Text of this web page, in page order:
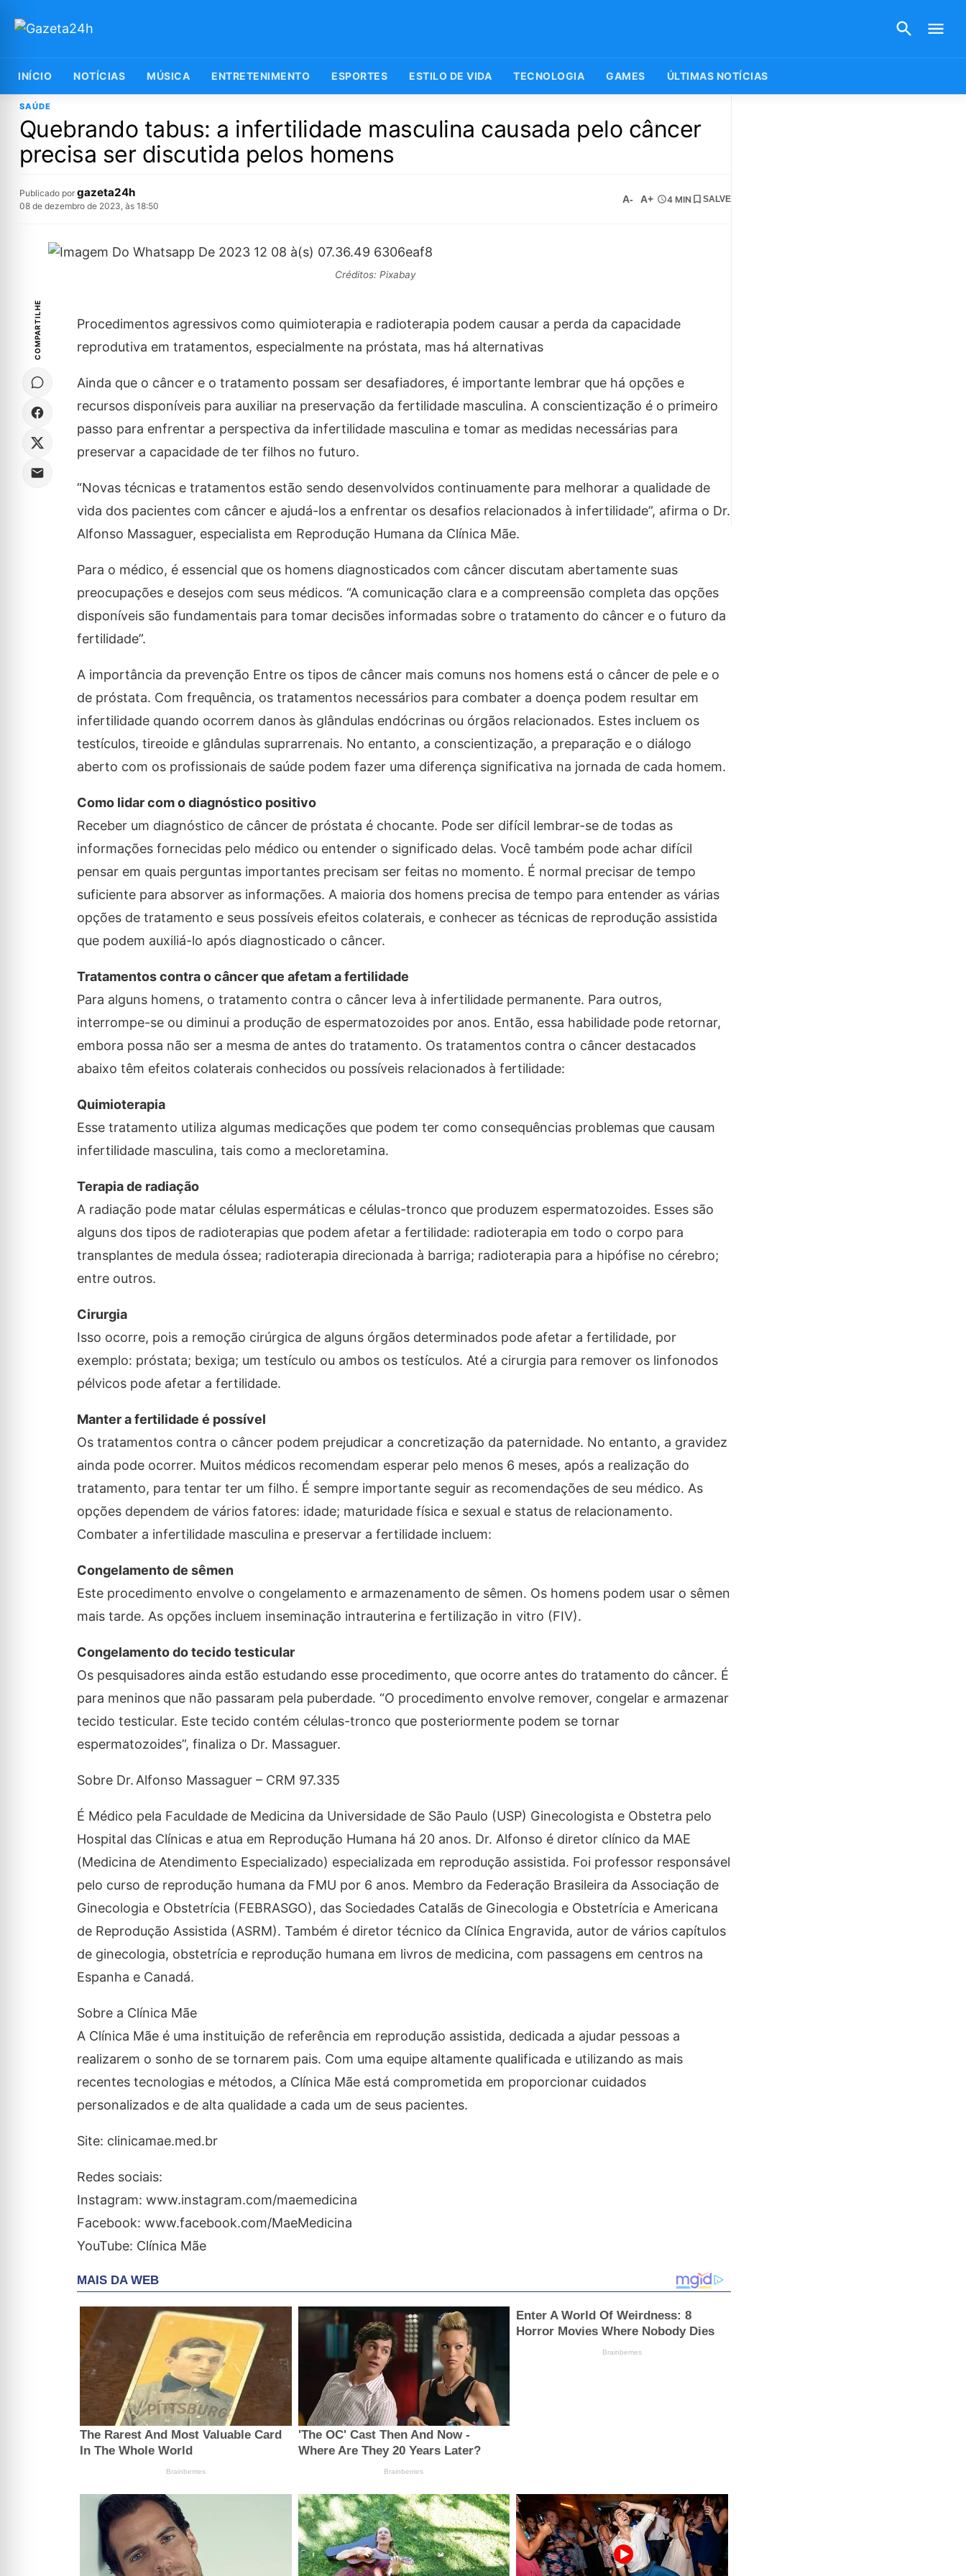
INÍCIO NOTÍCIAS MÚSICA ENTRETENIMENTO ESPORTES ESTILO DE VIDA TECNOLOGIA GAMES ÚLTIMAS NOTÍCIAS
SAÚDE
Quebrando tabus: a infertilidade masculina causada pelo câncer
precisa ser discutida pelos homens
Publicado por gazeta24h
08 de dezembro de 2023, às 18:50
A- A+ 4 MIN SALVE
Créditos: Pixabay
COMPARTILHE
Procedimentos agressivos como quimioterapia e radioterapia podem causar a perda da capacidade
reprodutiva em tratamentos, especialmente na próstata, mas há alternativas
Ainda que o câncer e o tratamento possam ser desafiadores, é importante lembrar que há opções e
recursos disponíveis para auxiliar na preservação da fertilidade masculina. A conscientização é o primeiro
passo para enfrentar a perspectiva da infertilidade masculina e tomar as medidas necessárias para
preservar a capacidade de ter filhos no futuro.
“Novas técnicas e tratamentos estão sendo desenvolvidos continuamente para melhorar a qualidade de
vida dos pacientes com câncer e ajudá-los a enfrentar os desafios relacionados à infertilidade”, afirma o Dr.
Alfonso Massaguer, especialista em Reprodução Humana da Clínica Mãe.
Para o médico, é essencial que os homens diagnosticados com câncer discutam abertamente suas
preocupações e desejos com seus médicos. “A comunicação clara e a compreensão completa das opções
disponíveis são fundamentais para tomar decisões informadas sobre o tratamento do câncer e o futuro da
fertilidade”.
A importância da prevenção Entre os tipos de câncer mais comuns nos homens está o câncer de pele e o
de próstata. Com frequência, os tratamentos necessários para combater a doença podem resultar em
infertilidade quando ocorrem danos às glândulas endócrinas ou órgãos relacionados. Estes incluem os
testículos, tireoide e glândulas suprarrenais. No entanto, a conscientização, a preparação e o diálogo
aberto com os profissionais de saúde podem fazer uma diferença significativa na jornada de cada homem.
Como lidar com o diagnóstico positivo
Receber um diagnóstico de câncer de próstata é chocante. Pode ser difícil lembrar-se de todas as
informações fornecidas pelo médico ou entender o significado delas. Você também pode achar difícil
pensar em quais perguntas importantes precisam ser feitas no momento. É normal precisar de tempo
suficiente para absorver as informações. A maioria dos homens precisa de tempo para entender as várias
opções de tratamento e seus possíveis efeitos colaterais, e conhecer as técnicas de reprodução assistida
que podem auxiliá-lo após diagnosticado o câncer.
Tratamentos contra o câncer que afetam a fertilidade
Para alguns homens, o tratamento contra o câncer leva à infertilidade permanente. Para outros,
interrompe-se ou diminui a produção de espermatozoides por anos. Então, essa habilidade pode retornar,
embora possa não ser a mesma de antes do tratamento. Os tratamentos contra o câncer destacados
abaixo têm efeitos colaterais conhecidos ou possíveis relacionados à fertilidade:
Quimioterapia
Esse tratamento utiliza algumas medicações que podem ter como consequências problemas que causam
infertilidade masculina, tais como a mecloretamina.
Terapia de radiação
A radiação pode matar células espermáticas e células-tronco que produzem espermatozoides. Esses são
alguns dos tipos de radioterapias que podem afetar a fertilidade: radioterapia em todo o corpo para
transplantes de medula óssea; radioterapia direcionada à barriga; radioterapia para a hipófise no cérebro;
entre outros.
Cirurgia
Isso ocorre, pois a remoção cirúrgica de alguns órgãos determinados pode afetar a fertilidade, por
exemplo: próstata; bexiga; um testículo ou ambos os testículos. Até a cirurgia para remover os linfonodos
pélvicos pode afetar a fertilidade.
Manter a fertilidade é possível
Os tratamentos contra o câncer podem prejudicar a concretização da paternidade. No entanto, a gravidez
ainda pode ocorrer. Muitos médicos recomendam esperar pelo menos 6 meses, após a realização do
tratamento, para tentar ter um filho. É sempre importante seguir as recomendações de seu médico. As
opções dependem de vários fatores: idade; maturidade física e sexual e status de relacionamento.
Combater a infertilidade masculina e preservar a fertilidade incluem:
Congelamento de sêmen
Este procedimento envolve o congelamento e armazenamento de sêmen. Os homens podem usar o sêmen
mais tarde. As opções incluem inseminação intrauterina e fertilização in vitro (FIV).
Congelamento do tecido testicular
Os pesquisadores ainda estão estudando esse procedimento, que ocorre antes do tratamento do câncer. É
para meninos que não passaram pela puberdade. “O procedimento envolve remover, congelar e armazenar
tecido testicular. Este tecido contém células-tronco que posteriormente podem se tornar
espermatozoides”, finaliza o Dr. Massaguer.
Sobre Dr. Alfonso Massaguer – CRM 97.335
É Médico pela Faculdade de Medicina da Universidade de São Paulo (USP) Ginecologista e Obstetra pelo
Hospital das Clínicas e atua em Reprodução Humana há 20 anos. Dr. Alfonso é diretor clínico da MAE
(Medicina de Atendimento Especializado) especializada em reprodução assistida. Foi professor responsável
pelo curso de reprodução humana da FMU por 6 anos. Membro da Federação Brasileira da Associação de
Ginecologia e Obstetrícia (FEBRASGO), das Sociedades Catalãs de Ginecologia e Obstetrícia e Americana
de Reprodução Assistida (ASRM). Também é diretor técnico da Clínica Engravida, autor de vários capítulos
de ginecologia, obstetrícia e reprodução humana em livros de medicina, com passagens em centros na
Espanha e Canadá.
Sobre a Clínica Mãe
A Clínica Mãe é uma instituição de referência em reprodução assistida, dedicada a ajudar pessoas a
realizarem o sonho de se tornarem pais. Com uma equipe altamente qualificada e utilizando as mais
recentes tecnologias e métodos, a Clínica Mãe está comprometida em proporcionar cuidados
personalizados e de alta qualidade a cada um de seus pacientes.
Site: clinicamae.med.br
Redes sociais:
Instagram: www.instagram.com/maemedicina
Facebook: www.facebook.com/MaeMedicina
YouTube: Clínica Mãe